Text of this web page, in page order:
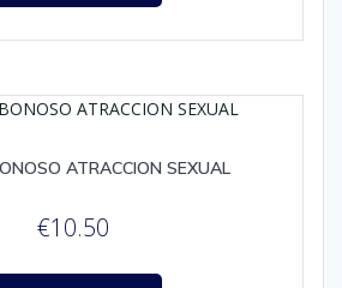
ATRACCION SEXUAL
€10.50